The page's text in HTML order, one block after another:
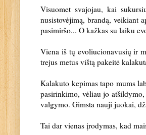
Visuomet svajojau, kai
nusistovėjimą, brandą, veikiant
pasimiršo... O kažkas su laiku
Viena iš tų evoliucionavusių ir
trejus metus vištą pakeitė
Kalakuto kepimas tapo mums
pasirinkimo, vėliau jo
valgymo. Gimsta nauji juokai,
Tai dar vienas įrodymas, kad